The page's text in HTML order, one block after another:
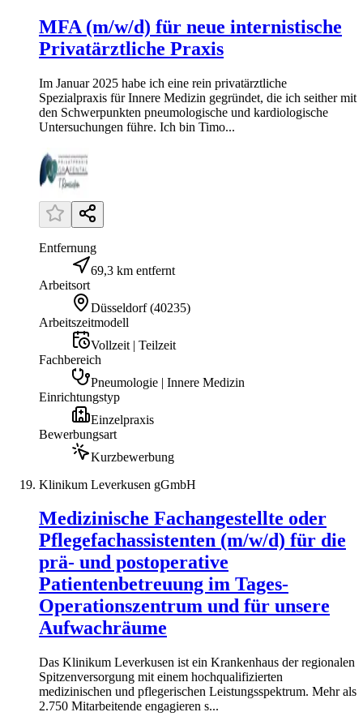
MFA (m/w/d) für neue internistische
Privatärztliche Praxis
Im Januar 2025 habe ich eine rein privatärztliche
Spezialpraxis für Innere Medizin gegründet, die ich seither mit
den Schwerpunkten pneumologische und kardiologische
Untersuchungen führe. Ich bin Timo...
Entfernung
69,3 km entfernt
Arbeitsort
Düsseldorf (40235)
Arbeitszeitmodell
Vollzeit | Teilzeit
Fachbereich
Pneumologie | Innere Medizin
Einrichtungstyp
Einzelpraxis
Bewerbungsart
Kurzbewerbung
Klinikum Leverkusen gGmbH
Medizinische Fachangestellte oder
Pflegefachassistenten (m/w/d) für die
prä- und postoperative
Patientenbetreuung im Tages-
Operationszentrum und für unsere
Aufwachräume
Das Klinikum Leverkusen ist ein Krankenhaus der regionalen
Spitzenversorgung mit einem hochqualifizierten
medizinischen und pflegerischen Leistungsspektrum. Mehr als
2.750 Mitarbeitende engagieren s...